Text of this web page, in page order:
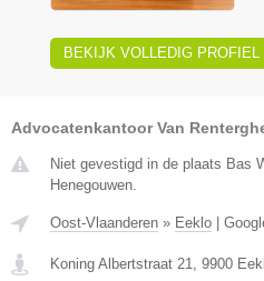
BEKIJK VOLLEDIG PROFIEL
Advocatenkantoor Van
Niet gevestigd in de plaats Bas
Henegouwen.
Oost-Vlaanderen » Eeklo
Koning Albertstraat 21 9900